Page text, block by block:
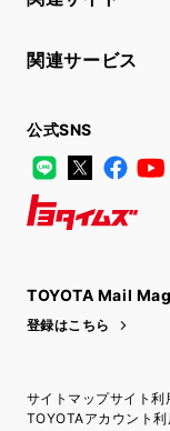
関連サービス
公式SNS
LINE
X
TOYOTA Mail
登録はこちら
サイトマップサイト利
TOYOTAアカウント